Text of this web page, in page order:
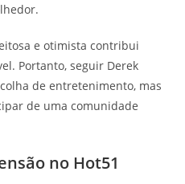
e otimista contribui
Portanto, seguir Derek
de entretenimento, mas
de uma comunidade
no Hot51